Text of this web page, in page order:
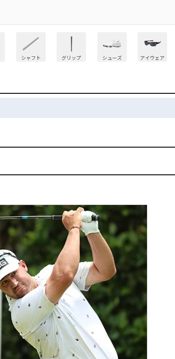
シャフト グリップ シューズ アイウェア